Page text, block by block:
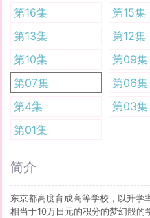
第16集 第15集
第13集
第12集
第10集
第09集
第07集
第06集
第4集
第03集
第01集
简介
东京都高度育成高等学校，以升学
相当于10万日元的积分的梦幻般的